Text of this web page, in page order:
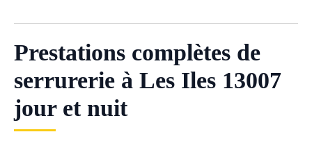
Prestations complètes de
serrurerie à Les Iles 13007
jour et nuit